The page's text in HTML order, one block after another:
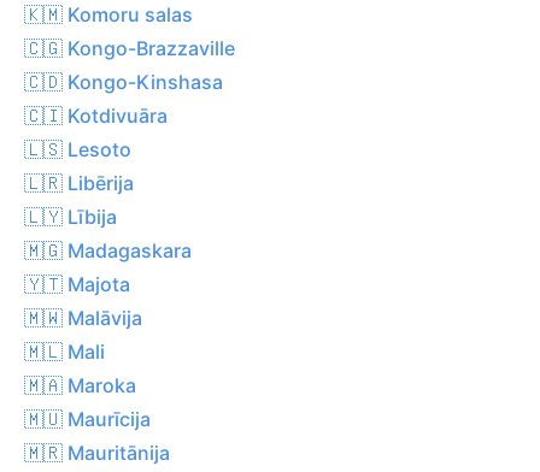
🇰🇲 Komoru salas
🇨🇬 Kongo-Brazzaville
🇨🇩 Kongo-Kinshasa
🇨🇮 Kotdivuāra
🇱🇸 Lesoto
🇱🇷 Libērija
🇱🇾 Lībija
🇲🇬 Madagaskara
🇾🇹 Majota
🇲🇼 Malāvija
🇲🇱 Mali
🇲🇦 Maroka
🇲🇺 Maurīcija
🇲🇷 Mauritānija